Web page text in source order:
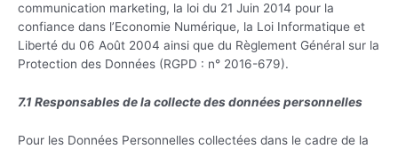
communication marketing, la loi du 21 Juin 2014 pour la
confiance dans l’Economie Numérique, la Loi Informatique et
Liberté du 06 Août 2004 ainsi que du Règlement Général sur la
Protection des Données (RGPD : n° 2016-679).
7.1 Responsables de la collecte des données personnelles
Pour les Données Personnelles collectées dans le cadre de la